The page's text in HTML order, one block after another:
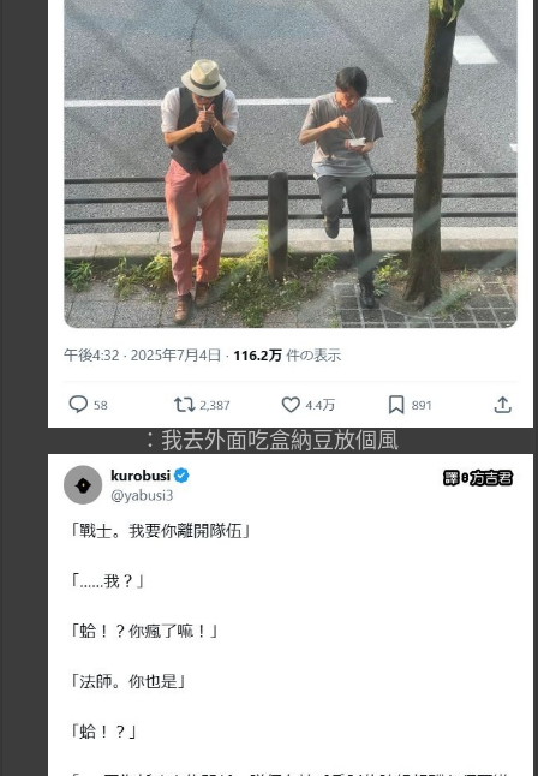
：我去外面吃盒納豆放個風